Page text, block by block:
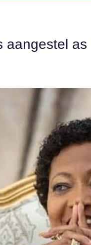
aangestel